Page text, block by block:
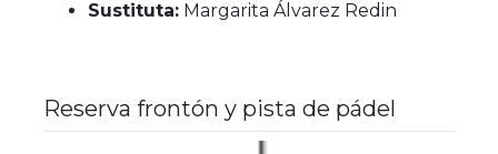
Sustituta: Margarita Álvarez Redin
Reserva frontón y pista de pádel